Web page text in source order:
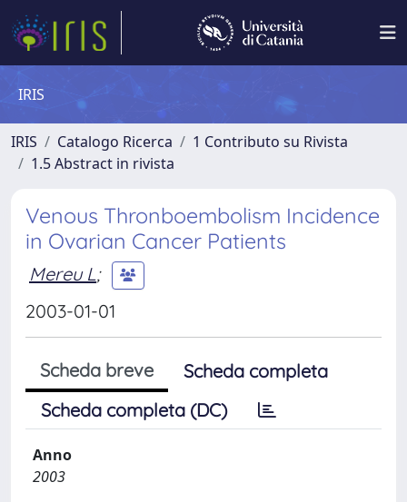
IRIS
IRIS Catalogo Ricerca
1 Contributo su Rivista
1.5 Abstract in rivista
Venous Thronboembolism Incidence
in Ovarian Cancer Patients
Mereu L;
2003-01-01
Scheda breve
Scheda completa
Scheda completa (DC)
Anno
2003